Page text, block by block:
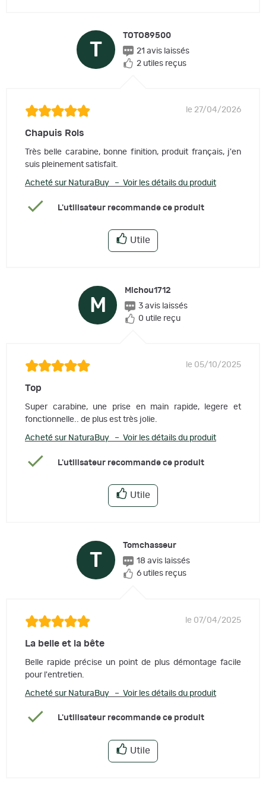
T
TOTO89500
21 avis laissés
2 utiles reçus
le 27/04/2026
Chapuis Rols
Très belle carabine, bonne finition, produit français, j'en
suis pleinement satisfait.
Acheté sur NaturaBuy – Voir les détails du produit
L'utilisateur recommande ce produit
Utile
M
Michou1712
3 avis laissés
0 utile reçu
le 05/10/2025
Top
Super carabine, une prise en main rapide, legere et
fonctionnelle.. de plus est très jolie.
Acheté sur NaturaBuy – Voir les détails du produit
L'utilisateur recommande ce produit
Utile
T
Tomchasseur
18 avis laissés
6 utiles reçus
le 07/04/2025
La belle et la bête
Belle rapide précise un point de plus démontage facile
pour l'entretien.
Acheté sur NaturaBuy – Voir les détails du produit
L'utilisateur recommande ce produit
Utile